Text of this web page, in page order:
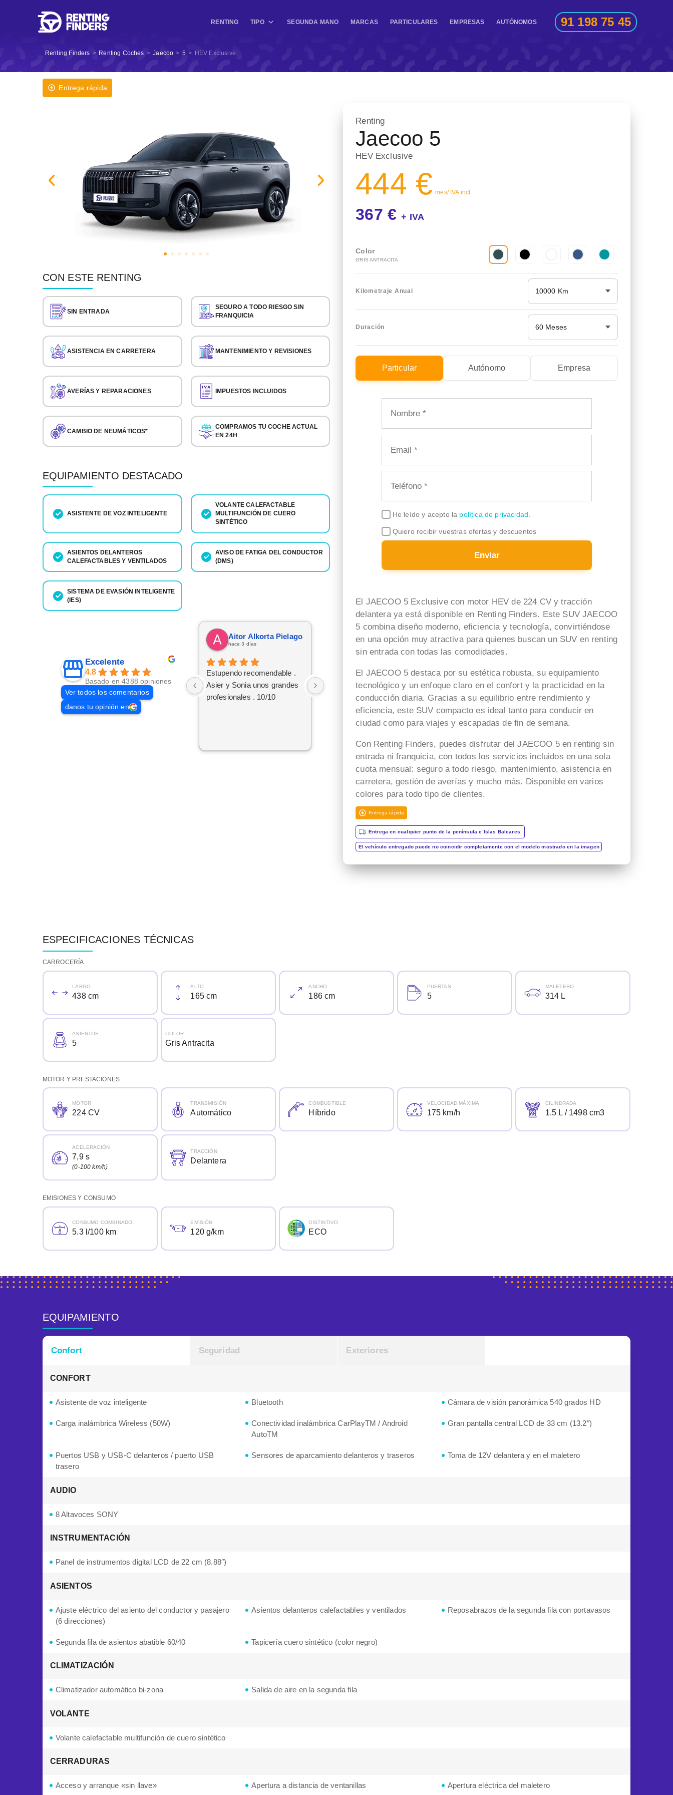
RENTING TIPO SEGUNDA MANO MARCAS PARTICULARES EMPRESAS AUTÓNOMOS 91 198 75 45
Renting Finders > Renting Coches > Jaecoo > 5 > HEV Exclusive
Entrega rápida
Renting
Jaecoo 5
HEV Exclusive
444 € mes/ IVA incl.
367 €+ IVA
Color
GRIS ANTRACITA
Kilometraje Anual 10000 Km
Duración 60 Meses
Particular Autónomo Empresa
He leído y acepto la política de privacidad.
Quiero recibir vuestras ofertas y descuentos
Enviar
El JAECOO 5 Exclusive con motor HEV de 224 CV y tracción
delantera ya está disponible en Renting Finders. Este SUV JAECOO
5 combina diseño moderno, eficiencia y tecnología, convirtiéndose
en una opción muy atractiva para quienes buscan un SUV en renting
sin entrada con todas las comodidades.
El JAECOO 5 destaca por su estética robusta, su equipamiento
tecnológico y un enfoque claro en el confort y la practicidad en la
conducción diaria. Gracias a su equilibrio entre rendimiento y
eficiencia, este SUV compacto es ideal tanto para conducir en
ciudad como para viajes y escapadas de fin de semana.
Con Renting Finders, puedes disfrutar del JAECOO 5 en renting sin
entrada ni franquicia, con todos los servicios incluidos en una sola
cuota mensual: seguro a todo riesgo, mantenimiento, asistencia en
carretera, gestión de averías y mucho más. Disponible en varios
colores para todo tipo de clientes.
Entrega rápida
Entrega en cualquier punto de la península e Islas Baleares.
El vehículo entregado puede no coincidir completamente con el modelo mostrado en la imagen
CON ESTE RENTING
SIN ENTRADA
SEGURO A TODO RIESGO SIN
FRANQUICIA
ASISTENCIA EN CARRETERA MANTENIMIENTO Y REVISIONES
AVERÍAS Y REPARACIONES IMPUESTOS INCLUIDOS
CAMBIO DE NEUMÁTICOS*
COMPRAMOS TU COCHE ACTUAL
EN 24H
EQUIPAMIENTO DESTACADO
ASISTENTE DE VOZ INTELIGENTE
VOLANTE CALEFACTABLE
MULTIFUNCIÓN DE CUERO
SINTÉTICO
ASIENTOS DELANTEROS
CALEFACTABLES Y VENTILADOS
AVISO DE FATIGA DEL CONDUCTOR
(DMS)
SISTEMA DE EVASIÓN INTELIGENTE
(IES)
Excelente
4.8
Basado en 4388 opiniones
Ver todos los comentarios
danos tu opinión en
Aitor Alkorta Pielago
hace 3 días
Estupendo recomendable .
Asier y Sonia unos grandes
profesionales . 10/10
maycol moreno cuervo
hace 12 horas
Una experiencia de 10.
Con el comercial gonzalo
Porque a pesar de lo pesado
que sido.
perseverancia.
Han cumplido el sueño de mi
De tener el coche deseado.
Un trato siempre amable i
Da gusto comunicarse con
personas asi.
Josep Darbra Gaset
hace 1 semana
Sara Gil muy comprometida
con su trabajo ,todo muy
rápido ,fácil y claro ,muchas
gracias!!
lucrecia leon mateos
hace 2 semanas
Muy contenta con la atención
recibida y la rapidez en
atenderme, Beatriz es súper
amable y empática, con la
Gracias x todo.
ESPECIFICACIONES TÉCNICAS
CARROCERÍA
LARGO
438 cm
ALTO
165 cm
ANCHO
186 cm
PUERTAS
5
MALETERO
314 L
ASIENTOS
5
COLOR
Gris Antracita
MOTOR Y PRESTACIONES
MOTOR
224 CV
TRANSMISIÓN
Automático
COMBUSTIBLE
Híbrido
VELOCIDAD MÁXIMA
175 km/h
CILINDRADA
1.5 L / 1498 cm3
ACELERACIÓN
7,9 s
(0-100 km/h)
TRACCIÓN
Delantera
EMISIONES Y CONSUMO
CONSUMO COMBINADO
5.3 l/100 km
EMISIÓN
120 g/km
DISTINTIVO
ECO
EQUIPAMIENTO
Confort
CONFORT
Asistente de voz inteligente Bluetooth Cámara de visión panorámica 540 grados HD
Carga inalámbrica Wireless (50W)
Conectividad inalámbrica CarPlayTM / Android
AutoTM
Gran pantalla central LCD de 33 cm (13.2″)
Puertos USB y USB-C delanteros / puerto USB
trasero
Sensores de aparcamiento delanteros y traseros Toma de 12V delantera y en el maletero
AUDIO
8 Altavoces SONY
INSTRUMENTACIÓN
Panel de instrumentos digital LCD de 22 cm (8.88″)
ASIENTOS
Ajuste eléctrico del asiento del conductor y pasajero
(6 direcciones)
Asientos delanteros calefactables y ventilados Reposabrazos de la segunda fila con portavasos
Segunda fila de asientos abatible 60/40 Tapicería cuero sintético (color negro)
CLIMATIZACIÓN
Climatizador automático bi-zona Salida de aire en la segunda fila
VOLANTE
Volante calefactable multifunción de cuero sintético
CERRADURAS
Acceso y arranque «sin llave» Apertura a distancia de ventanillas Apertura eléctrica del maletero
Seguridad Exteriores